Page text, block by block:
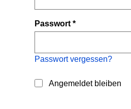
Passwort*
Passwort vergessen?
Angemeldet bleiben